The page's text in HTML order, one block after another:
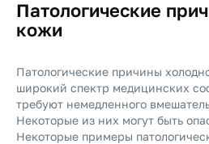
Патологические
кожи
Патологические причины
широкий спектр медицинских
требуют немедленного
Некоторые из них могут быть
Некоторые примеры